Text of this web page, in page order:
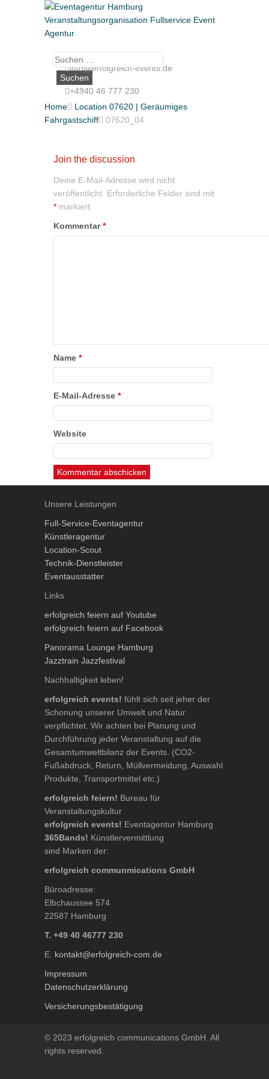
Suche
nach:info@erfolgreich-events.de
+4940 46 777 230
Home Location 07620 | Geräumiges
Fahrgastschiff 07620_04
Join the discussion
Deine E-Mail-Adresse wird nicht
veröffentlicht. Erforderliche Felder sind mit
* markiert
Kommentar*
Name *
E-Mail-Adresse *
Website
Unsere Leistungen
Full-Service-Eventagentur
Künstleragentur
Location-Scout
Technik-Dienstleister
Eventausstatter
Links
erfolgreich feiern auf Youtube
erfolgreich feiern auf Facebook
Panorama Lounge Hamburg
Jazztrain Jazzfestival
Nachhaltigkeit leben!
erfolgreich events! fühlt sich seit jeher der
Schonung unserer Umwelt und Natur
verpflichtet. Wir achten bei Planung und
Durchführung jeder Veranstaltung auf die
Gesamtumweltbilanz der Events. (CO2-
Fußabdruck, Return, Müllvermeidung, Auswahl
Produkte, Transportmittel etc.)
erfolgreich feiern! Bureau für
Veranstaltungskultur
erfolgreich events! Eventagentur Hamburg
365Bands! Künstlervermittlung
sind Marken der:
erfolgreich communmications GmbH
Büroadresse:
Elbchaussee 574
22587 Hamburg
T. +49 40 46777 230
E. kontakt@erfolgreich-com.de
Impressum
Datenschutzerklärung
Versicherungsbestätigung
© 2023 erfolgreich communications GmbH. All
rights reserved.